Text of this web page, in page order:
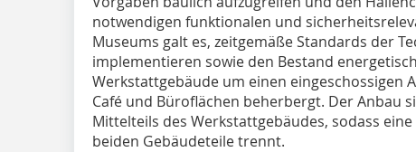
notwendigen funktionalen und
Museums galt es, zeitgemäße Standards der
implementieren sowie den Bestand
Werkstattgebäude um einen eingeschossigen
Café und Büroflächen beherbergt. Der Anbau
Mittelteils des Werkstattgebäudes, sodass
beiden Gebäudeteile trennt.